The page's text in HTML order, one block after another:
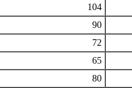
104
90
72
65
80